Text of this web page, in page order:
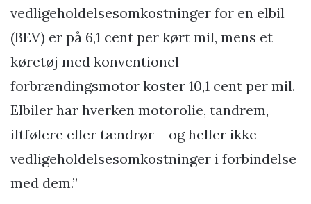
vedligeholdelsesomkostninger for en elbil
(BEV) er på 6,1 cent per kørt mil, mens et
køretøj med konventionel
forbrændingsmotor koster 10,1 cent per mil.
Elbiler har hverken motorolie, tandrem,
iltfølere eller tændrør – og heller ikke
vedligeholdelsesomkostninger i forbindelse
med dem.”